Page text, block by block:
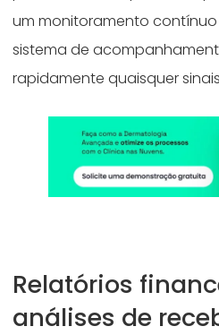
um monitoramento
sistema de
rapidamente quaisquer
Relatórios
análises de